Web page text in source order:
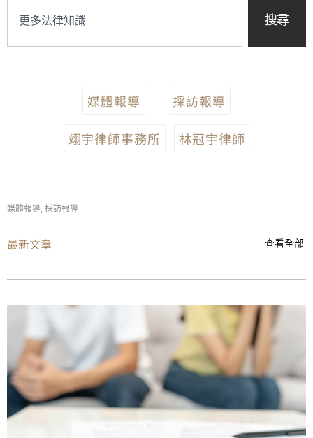
搜尋
媒體報導 採訪報導
翊宇律師事務所 林冠宇律師
媒體報導, 採訪報導
最新文章 查看全部